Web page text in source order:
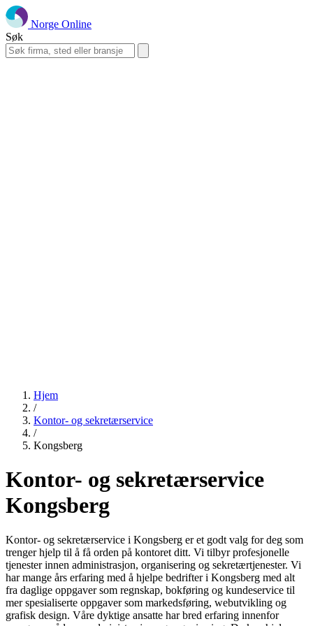
Norge Online
Søk
Hjem
/
Kontor- og sekretærservice
/
Kongsberg
Kontor- og sekretærservice
Kongsberg
Kontor- og sekretærservice i Kongsberg er et godt valg for deg som
trenger hjelp til å få orden på kontoret ditt. Vi tilbyr profesjonelle
tjenester innen administrasjon, organisering og sekretærtjenester. Vi
har mange års erfaring med å hjelpe bedrifter i Kongsberg med alt
fra daglige oppgaver som regnskap, bokføring og kundeservice til
mer spesialiserte oppgaver som markedsføring, webutvikling og
grafisk design. Våre dyktige ansatte har bred erfaring innenfor